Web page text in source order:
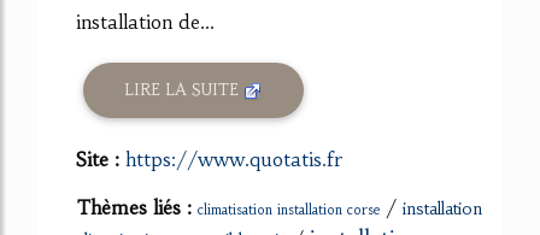
installation de...
LIRE LA SUITE
Site : https://www.quotatis.fr
Thèmes liés : climatisation installation corse / installation